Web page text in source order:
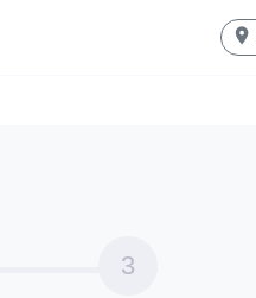
place
3